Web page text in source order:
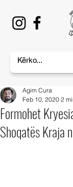
Formohet
Shoqatës Kraja
Agim Cura
Feb 10, 2020 2